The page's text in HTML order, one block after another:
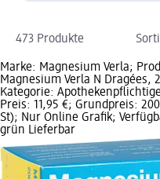
473 Produkte
Marke: Magnesium Verla;
Magnesium Verla N Dragées,
Kategorie:
Preis: 11,95 €; Grundpreis:
St); Nur Online Grafik;
grün Lieferbar